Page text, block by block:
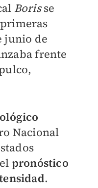
Borisse
junio de
frente
Nacional
pronóstico
.